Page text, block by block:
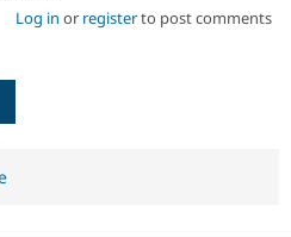
Log in or registerto post comments